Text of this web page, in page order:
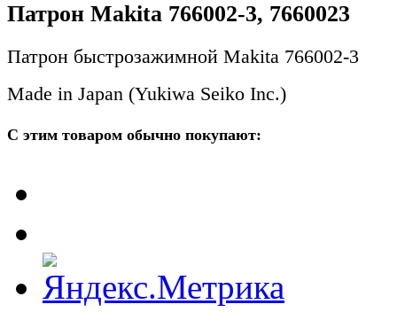
Патрон Makita 766002-3, 7660023
Патрон быстрозажимной Makita 766002-3
Made in Japan (Yukiwa Seiko Inc.)
С этим товаром обычно покупают: